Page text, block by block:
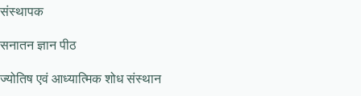
संस्थापक
सनातन ज्ञान पीठ
ज्योतिष एवं आध्यात्मिक शोध संस्थान